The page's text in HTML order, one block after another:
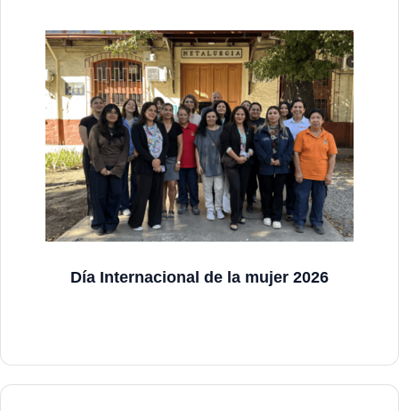
Día Internacional de la mujer 2026